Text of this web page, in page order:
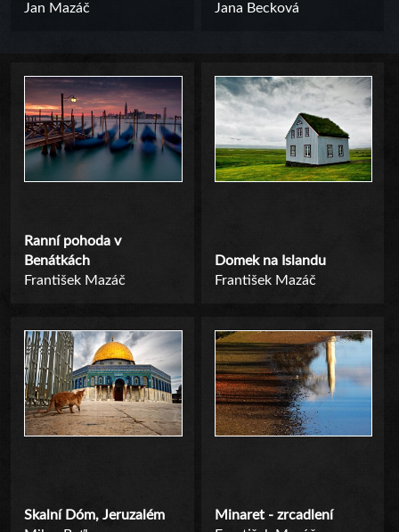
Jan Mazáč
Jana Becková
Ranní pohoda v
Benátkách
František Mazáč
Domek na Islandu
František Mazáč
Skalní Dóm, Jeruzalém
Minaret - zrcadlení